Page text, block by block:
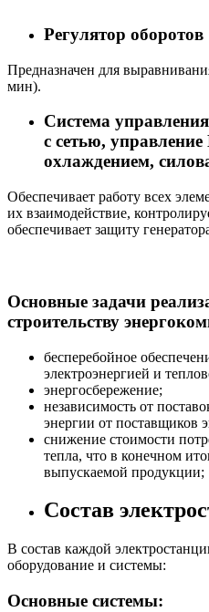
Регулятор оборотов
Предназначен для
мин).
Система
с сетью,
охлаждением,
Обеспечивает работу всех
их взаимодействие,
обеспечивает защиту
Основные задачи
строительству
бесперебойное
электроэнергией и
энергосбережение;
независимость от
энергии от поставщиков
снижение стоимости
тепла, что в конечном
выпускаемой продукции;
Состав
В состав каждой
оборудование и системы:
Основные системы: